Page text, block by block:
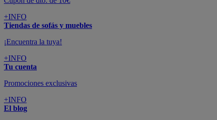
+INFO
Grandes marcas de muebles, sofás,
colchones y electrodomésticos